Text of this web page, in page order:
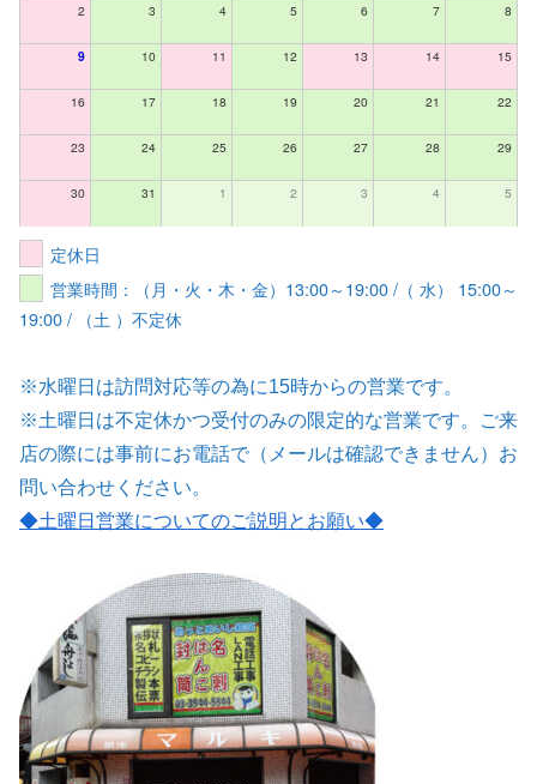
2 3 4 5 6 7 8
9 10 11 12 13 14 15
16 17 18 19 20 21 22
23 24 25 26 27 28 29
30 31 1 2 3 4 5
定休日
営業時間：（月・火・木・金）13:00～19:00 /（ 水） 15:00～
19:00 / （土 ）不定休
※水曜日は訪問対応等の為に15時からの営業です。
※土曜日は不定休かつ受付のみの限定的な営業です。ご来
店の際には事前にお電話で（メールは確認できません）お
問い合わせください。
◆土曜日営業についてのご説明とお願い◆